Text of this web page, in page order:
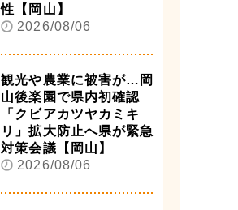
性【岡山】
2026/08/06
観光や農業に被害が…岡
山後楽園で県内初確認
「クビアカツヤカミキ
リ」拡大防止へ県が緊急
対策会議【岡山】
2026/08/06